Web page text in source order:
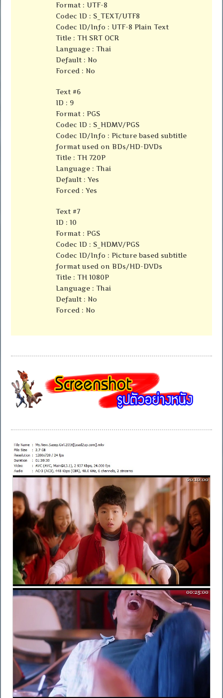
Format : UTF-8
Codec ID : S_TEXT/UTF8
Codec ID/Info : UTF-8 Plain Text
Title : TH SRT OCR
Language : Thai
Default : No
Forced : No
Text #6
ID : 9
Format : PGS
Codec ID : S_HDMV/PGS
Codec ID/Info : Picture based subtitle
format used on BDs/HD-DVDs
Title : TH 720P
Language : Thai
Default : Yes
Forced : Yes
Text #7
ID : 10
Format : PGS
Codec ID : S_HDMV/PGS
Codec ID/Info : Picture based subtitle
format used on BDs/HD-DVDs
Title : TH 1080P
Language : Thai
Default : No
Forced : No